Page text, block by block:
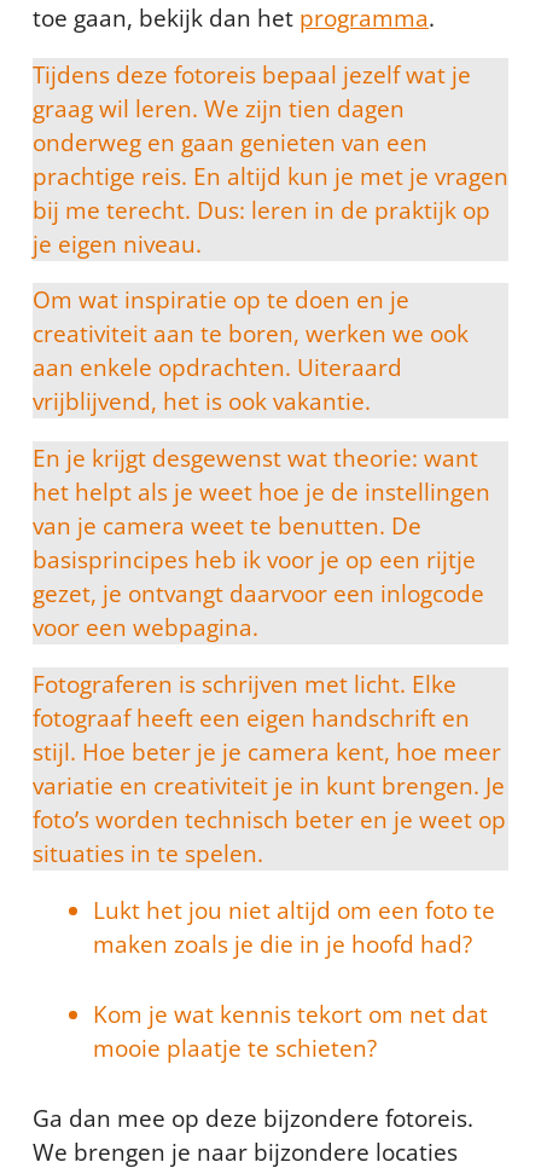
toe gaan, bekijk dan het programma.
Tijdens deze fotoreis bepaal jezelf wat je
graag wil leren. We zijn tien dagen
onderweg en gaan genieten van een
prachtige reis. En altijd kun je met je vragen
bij me terecht. Dus: leren in de praktijk op
je eigen niveau.
Om wat inspiratie op te doen en je
creativiteit aan te boren, werken we ook
aan enkele opdrachten. Uiteraard
vrijblijvend, het is ook vakantie.
En je krijgt desgewenst wat theorie: want
het helpt als je weet hoe je de instellingen
van je camera weet te benutten. De
basisprincipes heb ik voor je op een rijtje
gezet, je ontvangt daarvoor een inlogcode
voor een webpagina.
Fotograferen is schrijven met licht. Elke
fotograaf heeft een eigen handschrift en
stijl. Hoe beter je je camera kent, hoe meer
variatie en creativiteit je in kunt brengen. Je
foto’s worden technisch beter en je weet op
situaties in te spelen.
Lukt het jou niet altijd om een foto te
maken zoals je die in je hoofd had?
Kom je wat kennis tekort om net dat
mooie plaatje te schieten?
Ga dan mee op deze bijzondere fotoreis.
We brengen je naar bijzondere locaties